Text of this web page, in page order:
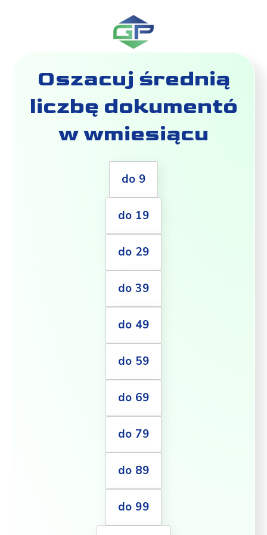
Oszacuj średnią
liczbę dokumentó
w wmiesiącu
do 9
do 19
do 29
do 39
do 49
do 59
do 69
do 79
do 89
do 99